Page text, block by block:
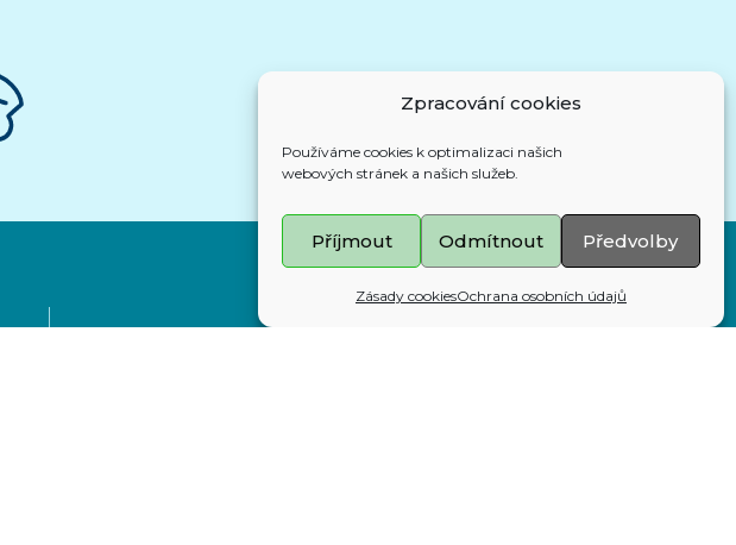
Zpracování cookies
Používáme cookies k optimalizaci našich
webových stránek a našich služeb.
Příjmout Odmítnout Předvolby
Zásady cookiesOchrana osobních údajů
Kalendář akcí